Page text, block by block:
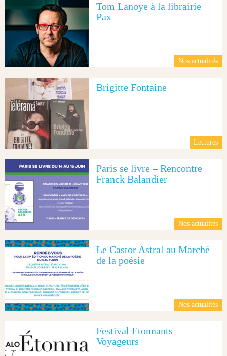
Nos actualités
Tom Lanoye à la librairie
Pax
Lectures
Brigitte Fontaine
Nos actualités
Paris se livre – Rencontre
Franck Balandier
Nos actualités
Le Castor Astral au Marché
de la poésie
Festival Etonnants
Voyageurs